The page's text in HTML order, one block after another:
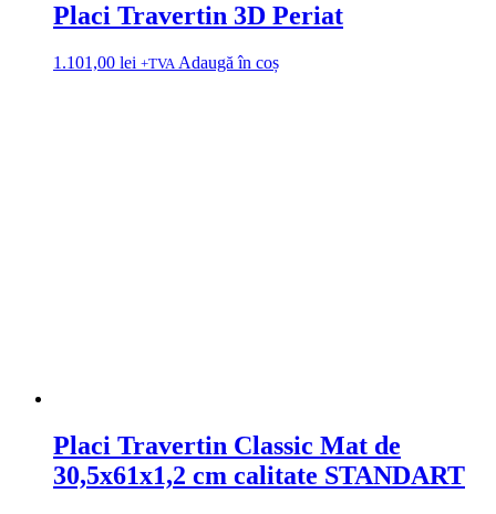
Placi Travertin 3D Periat
1.101,00 lei +TVA Adaugă în coș
Placi Travertin Classic Mat de
30,5x61x1,2 cm calitate STANDART